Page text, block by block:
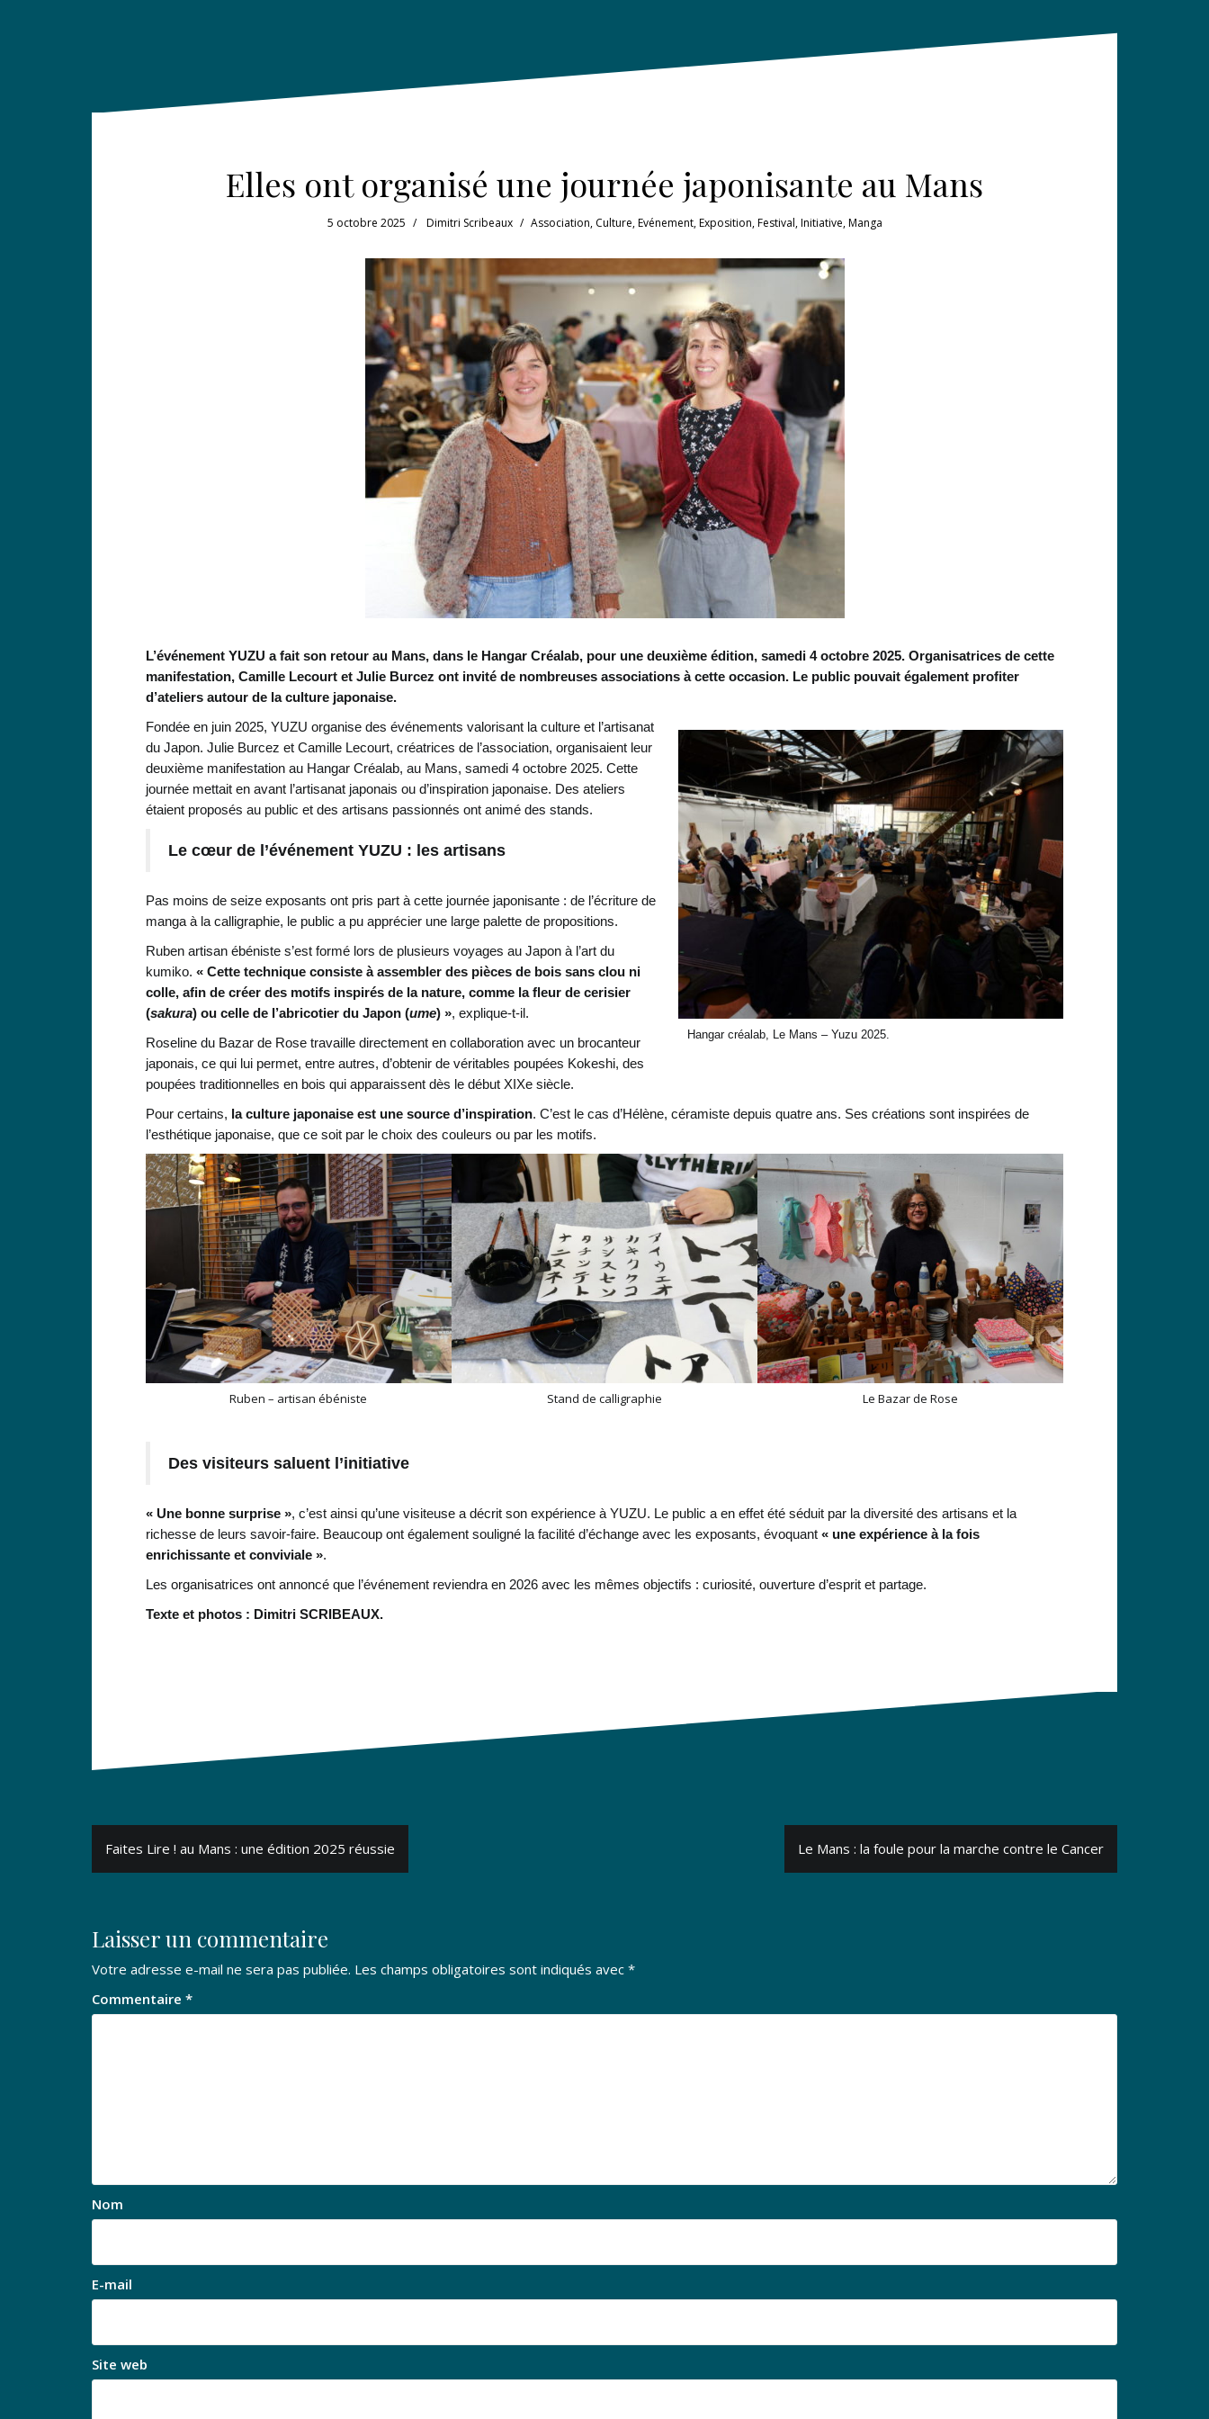
Elles ont organisé une journée japonisante au Mans
5 octobre 2025 Dimitri Scribeaux Association, Culture,Evénement,Exposition,Festival,Initiative,Manga
L’événement YUZU a fait son retour au Mans, dans le Hangar Créalab, pour une deuxième édition, samedi 4 octobre 2025. Organisatrices de cette
manifestation, Camille Lecourt et Julie Burcez ont invité de nombreuses associations à cette occasion. Le public pouvait également profiter
d’ateliers autour de la culture japonaise.
Hangar créalab, Le Mans – Yuzu 2025.
Fondée en juin 2025, YUZU organise des événements valorisant la culture et l’artisanat
du Japon. Julie Burcez et Camille Lecourt, créatrices de l’association, organisaient leur
deuxième manifestation au Hangar Créalab, au Mans, samedi 4 octobre 2025. Cette
journée mettait en avant l’artisanat japonais ou d’inspiration japonaise. Des ateliers
étaient proposés au public et des artisans passionnés ont animé des stands.
Le cœur de l’événement YUZU : les artisans
Pas moins de seize exposants ont pris part à cette journée japonisante : de l’écriture de
manga à la calligraphie, le public a pu apprécier une large palette de propositions.
Ruben artisan ébéniste s’est formé lors de plusieurs voyages au Japon à l’art du
kumiko. « Cette technique consiste à assembler des pièces de bois sans clou ni
colle, afin de créer des motifs inspirés de la nature, comme la fleur de cerisier
(sakura) ou celle de l’abricotier du Japon (ume) », explique-t-il.
Roseline du Bazar de Rose travaille directement en collaboration avec un brocanteur
japonais, ce qui lui permet, entre autres, d’obtenir de véritables poupées Kokeshi, des
poupées traditionnelles en bois qui apparaissent dès le début XIXe siècle.
Pour certains, la culture japonaise est une source d’inspiration. C’est le cas d’Hélène, céramiste depuis quatre ans. Ses créations sont inspirées de
l’esthétique japonaise, que ce soit par le choix des couleurs ou par les motifs.
Ruben – artisan ébéniste Stand de calligraphie Le Bazar de Rose
Des visiteurs saluent l’initiative
« Une bonne surprise », c’est ainsi qu’une visiteuse a décrit son expérience à YUZU. Le public a en effet été séduit par la diversité des artisans et la
richesse de leurs savoir-faire. Beaucoup ont également souligné la facilité d’échange avec les exposants, évoquant « une expérience à la fois
enrichissante et conviviale ».
Les organisatrices ont annoncé que l’événement reviendra en 2026 avec les mêmes objectifs : curiosité, ouverture d’esprit et partage.
Texte et photos : Dimitri SCRIBEAUX.
Navigation
de
Faites Lire ! au Mans : une édition 2025 réussie Le Mans : la foule pour la marche contre le Cancer
Laisser un commentaire
Votre adresse e-mail ne sera pas publiée. Les champs obligatoires sont indiqués avec *
Commentaire *
Nom
E-mail
Site web